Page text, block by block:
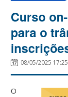
Curso
para o
08/05/2025 17:25
O